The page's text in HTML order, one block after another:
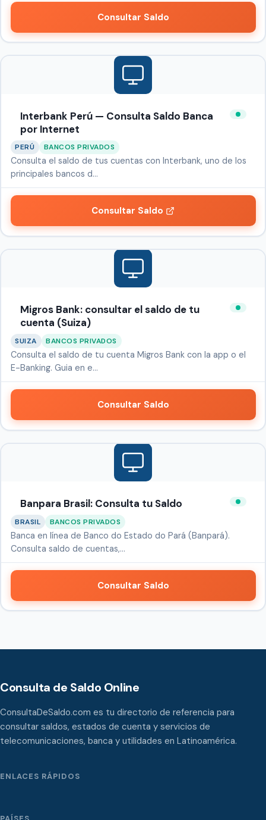
Consultar Saldo
Interbank Perú — Consulta Saldo Banca
por Internet
PERÚ BANCOS PRIVADOS
Consulta el saldo de tus cuentas con Interbank, uno de los
principales bancos d…
Consultar Saldo
Migros Bank: consultar el saldo de tu
cuenta (Suiza)
SUIZA BANCOS PRIVADOS
Consulta el saldo de tu cuenta Migros Bank con la app o el
E-Banking. Guia en e…
Consultar Saldo
Banpara Brasil: Consulta tu Saldo
BRASIL BANCOS PRIVADOS
Banca en línea de Banco do Estado do Pará (Banpará).
Consulta saldo de cuentas,…
Consultar Saldo
Consulta de Saldo Online
ConsultaDeSaldo.com es tu directorio de referencia para
consultar saldos, estados de cuenta y servicios de
telecomunicaciones, banca y utilidades en Latinoamérica.
ENLACES RÁPIDOS